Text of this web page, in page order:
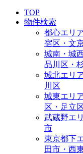
TOP
物件検索
都心エリ
宿区・文
城南・城
品川区・
城北エリ
川区
城東エリ
区・足立
武蔵野エ
市
東京都下
田市・西